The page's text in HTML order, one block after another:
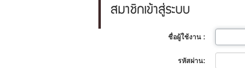
สมาชิกเข้าสู่ระบบ
ชื่อผู้ใช้งาน :
รหัสผ่าน: